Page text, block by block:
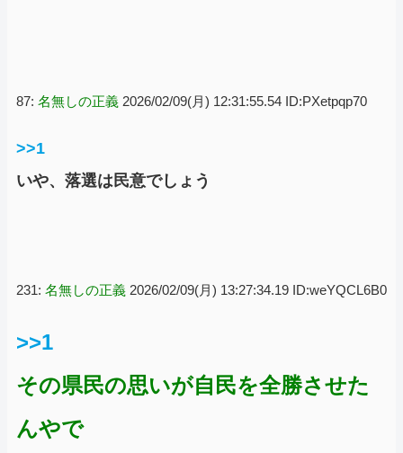
87: 名無しの正義 2026/02/09(月) 12:31:55.54 ID:PXetpqp70
>>1
いや、落選は民意でしょう
231: 名無しの正義 2026/02/09(月) 13:27:34.19 ID:weYQCL6B0
>>1
その県民の思いが自民を全勝させた
んやで